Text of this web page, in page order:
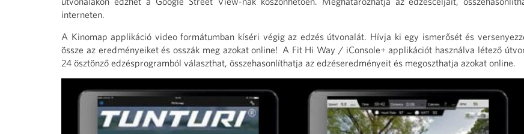
interneten.
A Kinomap applikáció video formátumban kíséri végig az edzés útvonalát. Hívja ki egy ismerősét és
össze az eredményeiket és osszák meg azokat online! A Fit Hi Way / iConsole+ applikációt használva létező
24 ösztönző edzésprogramból választhat, összehasonlíthatja az edzéseredményeit és megoszthatja azokat online.